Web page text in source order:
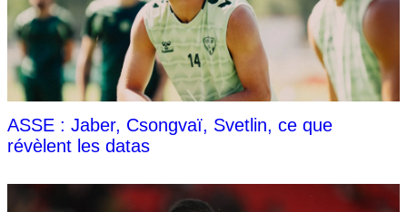
ASSE : Jaber, Csongvaï, Svetlin, ce que
révèlent les datas